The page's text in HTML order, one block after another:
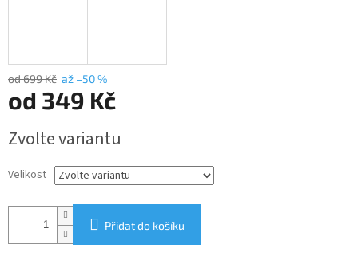
od 699 Kč až –50 %
od 349 Kč
cena:
Zvolte variantu
Velikost
Přidat do košíku